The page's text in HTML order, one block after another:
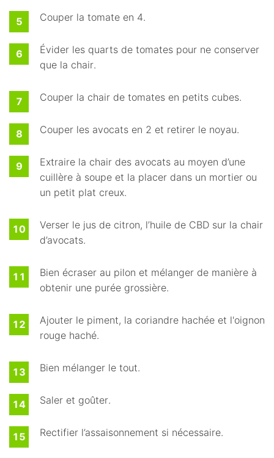
Couper la tomate en 4.
Évider les quarts de tomates pour ne conserver
que la chair.
Couper la chair de tomates en petits cubes.
Couper les avocats en 2 et retirer le noyau.
Extraire la chair des avocats au moyen d’une
cuillère à soupe et la placer dans un mortier ou
un petit plat creux.
Verser le jus de citron, l’huile de CBD sur la chair
d’avocats.
Bien écraser au pilon et mélanger de manière à
obtenir une purée grossière.
Ajouter le piment, la coriandre hachée et l'oignon
rouge haché.
Bien mélanger le tout.
Saler et goûter.
Rectifier l’assaisonnement si nécessaire.